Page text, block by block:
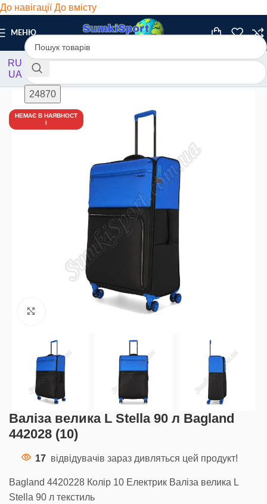
До навігаціїДо вмісту
МЕНЮ
RU
UA
Головна/ Валізи/ Текстиль
НЕМАЄ В НАЯВНОСТ
І
Клацніть, щоб збільшити
Валіза велика L Stella 90 л Bagland
442028 (10)
17 відвідувачів зараз дивляться цей продукт!
Bagland 4420228 Колір 10 Електрик Валіза велика L
Stella 90 л текстиль